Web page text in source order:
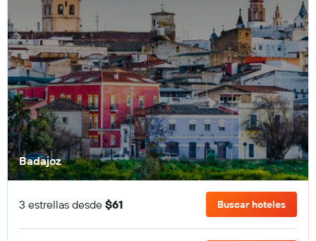
Badajoz
3 estrellas desde $61 Buscar hoteles